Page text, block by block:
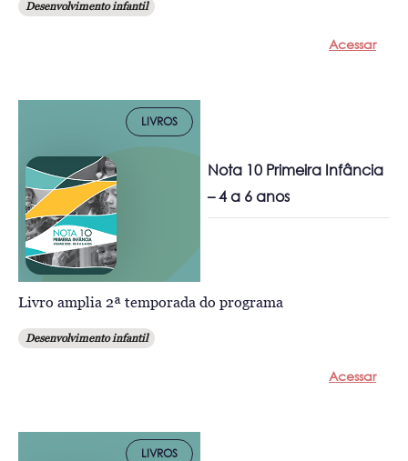
Desenvolvimento infantil
Acessar
LIVROS
Nota 10 Primeira Infância
– 4 a 6 anos
Livro amplia 2ª temporada do programa
Desenvolvimento infantil
Acessar
LIVROS